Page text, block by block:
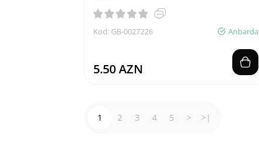
Kod: GB-0027226 Anbarda
5.50 AZN
1 2 3 4 5 > >|